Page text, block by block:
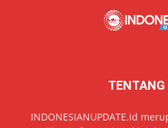
INDONESIANUPDATE.id